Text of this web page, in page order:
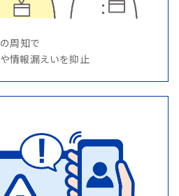
周知で
情報漏えいを抑止